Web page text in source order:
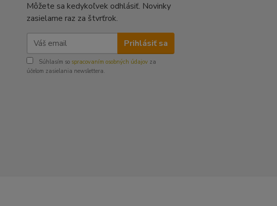
Môžete sa kedykoľvek odhlásiť. Novinky
zasielame raz za štvrťrok.
Prihlásiť sa
Súhlasím so spracovaním osobných údajov za
účelom zasielania newslettera.